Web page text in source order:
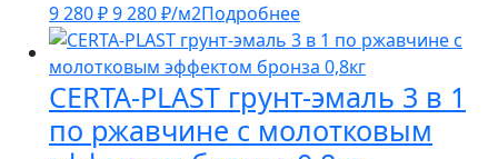
9 280₽9 280₽/м2Подробнее
CERTA-PLAST грунт-эмаль 3 в 1
по ржавчине с молотковым